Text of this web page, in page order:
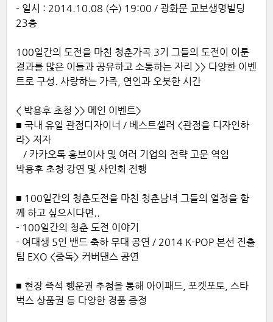
- 일시 : 2014.10.08 (수) 19:00 / 광화문 교보생명빌딩
23층
100일간의 도전을 마친 청춘가곡 3기 그들의 도전이 이룬
결과를 많은 이들과 공유하고 소통하는 자리 >> 다양한 이벤
트로 구성. 사랑하는 가족, 연인과 오붓한 시간
< 박용후 초청 >> 메인 이벤트>
■ 국내 유일 관점디자이너 / 베스트셀러 <관점을 디자인하
라> 저자
/ 카카오톡 홍보이사 및 여러 기업의 전략 고문 역임
박용후 초청 강연 및 사인회 진행
■ 100일간의 청춘도전을 마친 청춘남녀 그들의 열정을 함
께 하고 싶으시다면..
- 100일간의 청춘 도전 이야기
- 여대생 5인 밴드 축하 무대 공연 / 2014 K-POP 본선 진출
팀 EXO <중독> 커버댄스 공연
■ 현장 즉석 행운권 추첨을 통해 아이패드, 포켓포토, 스타
벅스 상품권 등 다양한 경품 증정